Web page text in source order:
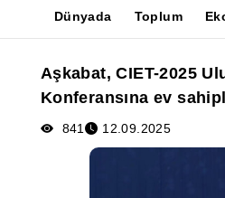
Yayınlar
Medya
Poster
Dünyada
Toplum
Aşkabat, CIET-2025
Konferansına ev
841 12.09.2025